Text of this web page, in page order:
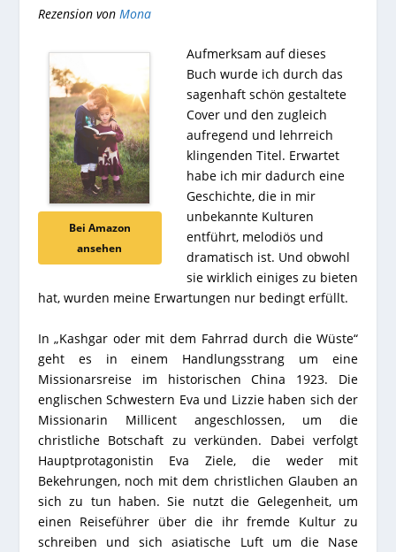
Rezension von Mona
Bei Amazon
ansehen
Aufmerksam auf dieses
Buch wurde ich durch das
sagenhaft schön gestaltete
Cover und den zugleich
aufregend und lehrreich
klingenden Titel. Erwartet
habe ich mir dadurch eine
Geschichte, die in mir
unbekannte Kulturen
entführt, melodiös und
dramatisch ist. Und obwohl
sie wirklich einiges zu bieten
hat, wurden meine Erwartungen nur bedingt erfüllt.
In „Kashgar oder mit dem Fahrrad durch die Wüste“
geht es in einem Handlungsstrang um eine
Missionarsreise im historischen China 1923. Die
englischen Schwestern Eva und Lizzie haben sich der
Missionarin Millicent angeschlossen, um die
christliche Botschaft zu verkünden. Dabei verfolgt
Hauptprotagonistin Eva Ziele, die weder mit
Bekehrungen, noch mit dem christlichen Glauben an
sich zu tun haben. Sie nutzt die Gelegenheit, um
einen Reiseführer über die ihr fremde Kultur zu
schreiben und sich asiatische Luft um die Nase